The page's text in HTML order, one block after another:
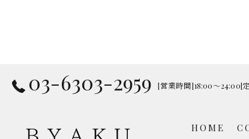
03-6303-2959 [営業時間]18:00～24:00[
HOME